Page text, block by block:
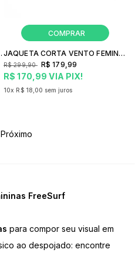
REMOVÍVEL JAQUETA CORTA VENTO FEMININO FREESURF MOVING POWER
R$ 170,99 VIA PIX!
R$ 299,90 R$ 179,99
10x R$ 18,00 sem juros
FreeSurf
para compor seu visual em
ao despojado: encontre